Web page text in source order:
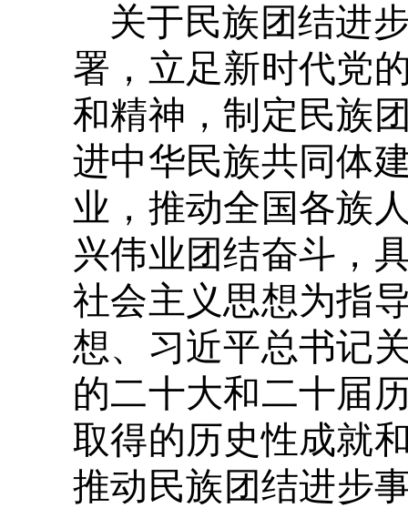
关于民族团结进
署，立足新时代党
和精神，制定民族
进中华民族共同体
业，推动全国各族
兴伟业团结奋斗，
社会主义思想为指
想、习近平总书记
的二十大和二十届
取得的历史性成就
推动民族团结进步